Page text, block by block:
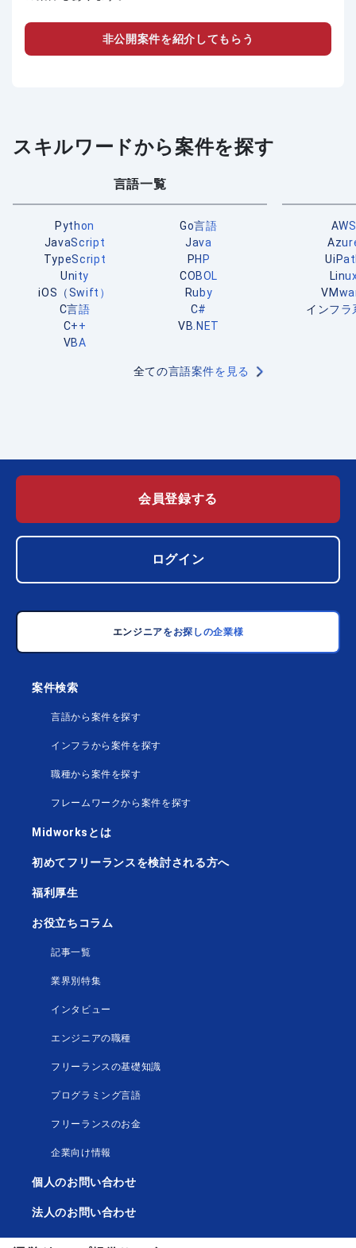
非公開案件を紹介してもらう
スキルワードから案件を探す
言語一覧
Python
Go言語
JavaScript
Java
TypeScript
PHP
Unity
COBOL
iOS（Swift）
Ruby
C言語
C#
C++
VB.NET
VBA
全ての言語案件を見る
AWS
インフラ
会員登録する
ログイン
エンジニアをお探しの企業様
案件検索
言語から案件を探す
インフラから案件を探す
職種から案件を探す
フレームワークから案件を探す
Midworksとは
初めてフリーランスを検討される方へ
福利厚生
お役立ちコラム
記事一覧
業界別特集
インタビュー
エンジニアの職種
フリーランスの基礎知識
プログラミング言語
フリーランスのお金
企業向け情報
個人のお問い合わせ
法人のお問い合わせ